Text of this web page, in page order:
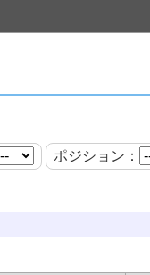
ポジション：